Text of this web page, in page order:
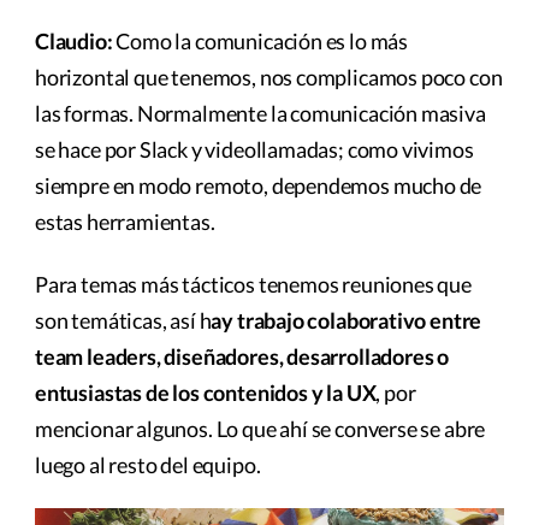
Claudio:Como la comunicación es lo más
horizontal que tenemos, nos complicamos poco con
las formas. Normalmente la comunicación masiva
se hace por Slack y videollamadas; como vivimos
siempre en modo remoto, dependemos mucho de
estas herramientas.
Para temas más tácticos tenemos reuniones que
son temáticas, así hay trabajo colaborativo entre
team leaders, diseñadores, desarrolladores o
entusiastas de los contenidos y la UX, por
mencionar algunos. Lo que ahí se converse se abre
luego al resto del equipo.